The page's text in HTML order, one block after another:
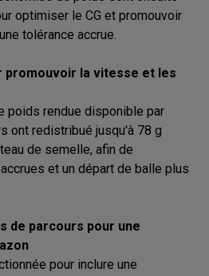
optimiser le CG et promouvoir
tolérance accrue.
promouvoir la vitesse et les
poids rendue disponible par
ont redistribué jusqu'à 78 g
de semelle, afin de
et un départ de balle plus
de parcours pour une
pour inclure une